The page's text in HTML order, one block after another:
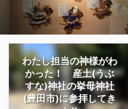
わたし担当の神様がわ
かった！ 産土(うぶ
すな)神社の挙母神社
(豊田市)に参拝してき